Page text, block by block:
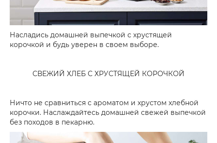
Насладись домашней выпечкой с хрустящей
корочкой и будь уверен в своем выборе.
СВЕЖИЙ ХЛЕБ С ХРУСТЯЩЕЙ КОРОЧКОЙ
Ничто не сравниться с ароматом и хрустом хлебной
корочки. Наслаждайтесь домашней свежей выпечкой
без походов в пекарню.